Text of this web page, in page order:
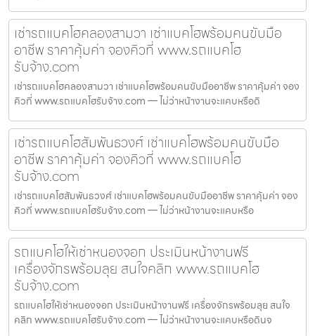
เช่ารถแบคโฮคลองสามวา เช่าแบคโฮพร้อมคนขับมือ
อาชีพ ราคาคุ้มค่า จองคิวที่ www.รถแบคโฮ
รับจ้าง.com
เช่ารถแบคโฮคลองสามวา เช่าแบคโฮพร้อมคนขับมืออาชีพ ราคาคุ้มค่า จอง
คิวที่ www.รถแบคโฮรับจ้าง.com — ไม่ว่าหน้างานจะแคบหรือดิ
เช่ารถแบคโฮสัมพันธวงศ์ เช่าแบคโฮพร้อมคนขับมือ
อาชีพ ราคาคุ้มค่า จองคิวที่ www.รถแบคโฮ
รับจ้าง.com
เช่ารถแบคโฮสัมพันธวงศ์ เช่าแบคโฮพร้อมคนขับมืออาชีพ ราคาคุ้มค่า จอง
คิวที่ www.รถแบคโฮรับจ้าง.com — ไม่ว่าหน้างานจะแคบหรือ
รถแบคโฮให้เช่าหนองจอก ประเมินหน้างานฟรี
เครื่องจักรพร้อมลุย สนใจคลิก www.รถแบคโฮ
รับจ้าง.com
รถแบคโฮให้เช่าหนองจอก ประเมินหน้างานฟรี เครื่องจักรพร้อมลุย สนใจ
คลิก www.รถแบคโฮรับจ้าง.com — ไม่ว่าหน้างานจะแคบหรือดินจ